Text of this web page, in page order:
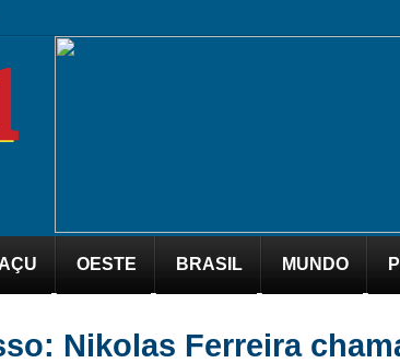
OESTE BRASIL MUNDO
Nikolas Ferreira